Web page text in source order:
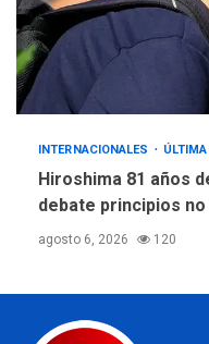
INTERNACIONALES
Hiroshima 81 años
debate principios
agosto 6, 2026 120